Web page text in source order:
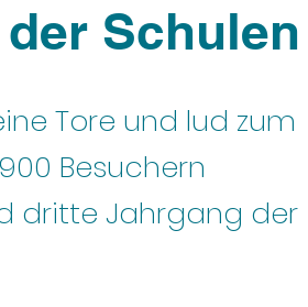
Schulen
Tore und lud zum
Besuchern
dritte Jahrgang der